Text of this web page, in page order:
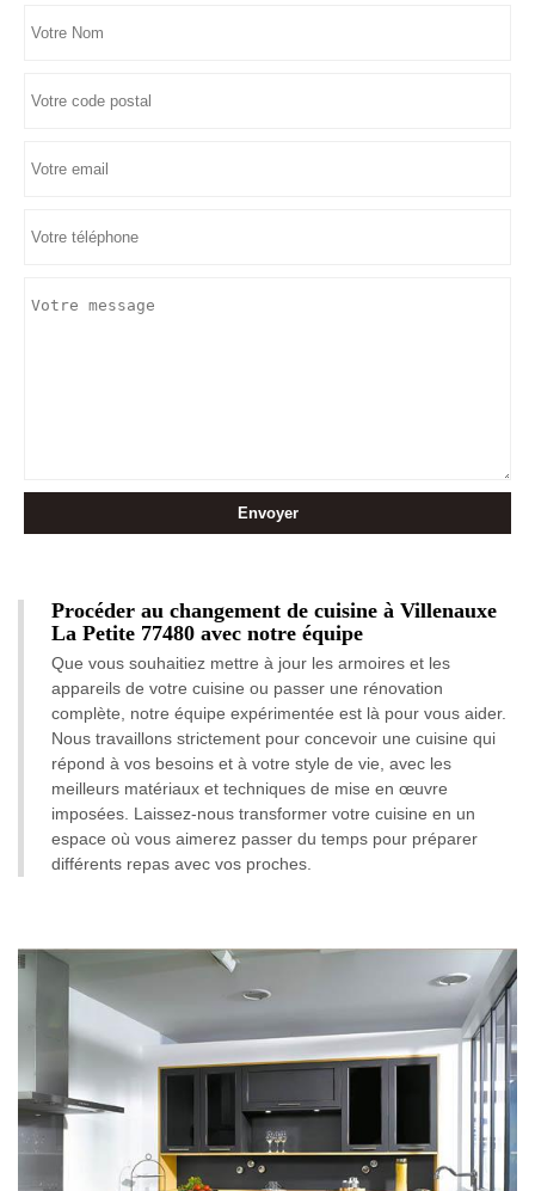
Procéder au changement de cuisine à Villenauxe
La Petite 77480 avec notre équipe
Que vous souhaitiez mettre à jour les armoires et les
appareils de votre cuisine ou passer une rénovation
complète, notre équipe expérimentée est là pour vous aider.
Nous travaillons strictement pour concevoir une cuisine qui
répond à vos besoins et à votre style de vie, avec les
meilleurs matériaux et techniques de mise en œuvre
imposées. Laissez-nous transformer votre cuisine en un
espace où vous aimerez passer du temps pour préparer
différents repas avec vos proches.